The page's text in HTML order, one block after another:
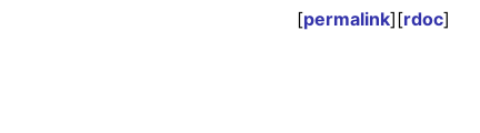
[permalink][rdoc]